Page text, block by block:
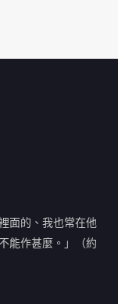
面的、我也常在他
能作甚麼。」（約